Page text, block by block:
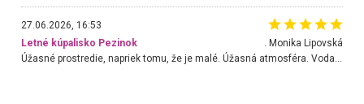
27.06.2026, 16:53
Letné kúpalisko Pezinok
. Monika Lipovská